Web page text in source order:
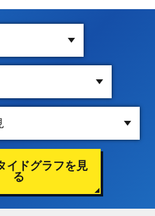
イドグラフを見
る